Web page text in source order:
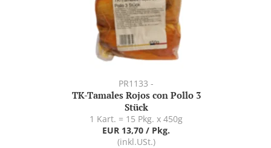
PR1133 -
TK-Tamales Rojos con Pollo 3
Stück
1 Kart. = 15 Pkg. x 450g
EUR 13,70 / Pkg.
(inkl.USt.)